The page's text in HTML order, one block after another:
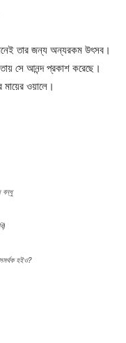
তার জন্য অন্যরকম উৎসব।
সে আনন্দ প্রকাশ করেছে।
ওয়ালে।
বন্ধু
হইও?